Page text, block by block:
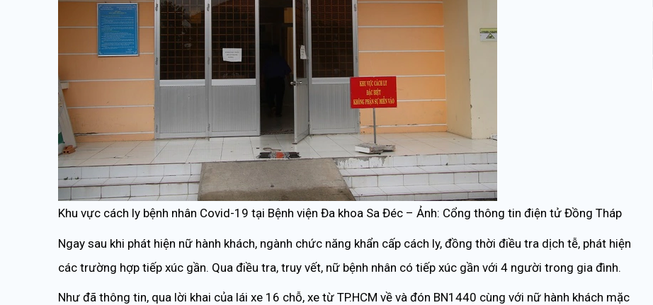
Khu vực cách ly bệnh nhân Covid-19 tại Bệnh viện Đa khoa Sa Đéc – Ảnh: Cổng thông tin điện tử Đồng Tháp
Ngay sau khi phát hiện nữ hành khách, ngành chức năng khẩn cấp cách ly, đồng thời điều tra dịch tễ, phát hiện
các trường hợp tiếp xúc gần. Qua điều tra, truy vết, nữ bệnh nhân có tiếp xúc gần với 4 người trong gia đình.
Như đã thông tin, qua lời khai của lái xe 16 chỗ, xe từ TP.HCM về và đón BN1440 cùng với nữ hành khách mặc